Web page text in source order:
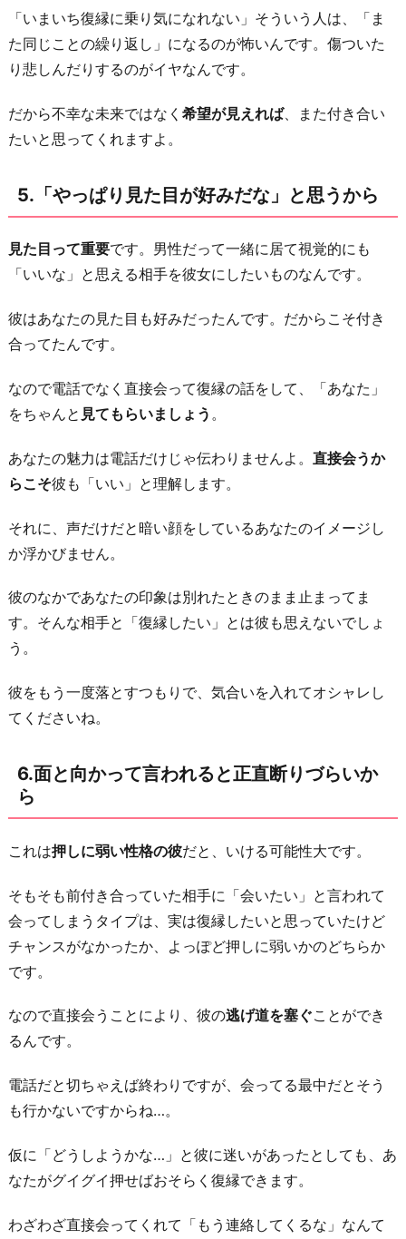
「いまいち復縁に乗り気になれない」そういう人は、「ま
た同じことの繰り返し」になるのが怖いんです。傷ついた
り悲しんだりするのがイヤなんです。
だから不幸な未来ではなく 希望が見えれば、また付き合い
たいと思ってくれますよ。
5.「やっぱり見た目が好みだな」と思うから
見た目って重要です。男性だって一緒に居て視覚的にも
「いいな」と思える相手を彼女にしたいものなんです。
彼はあなたの見た目も好みだったんです。だからこそ付き
合ってたんです。
なので電話でなく直接会って復縁の話をして、「あなた」
をちゃんと 見てもらいましょう 。
あなたの魅力は電話だけじゃ伝わりませんよ。 直接会うか
らこそ彼も「いい」と理解します。
それに、声だけだと暗い顔をしているあなたのイメージし
か浮かびません。
彼のなかであなたの印象は別れたときのまま止まってま
す。そんな相手と「復縁したい」とは彼も思えないでしょ
う。
彼をもう一度落とすつもりで、気合いを入れてオシャレし
てくださいね。
6.面と向かって言われると正直断りづらいか
ら
これは押しに弱い性格の彼だと、いける可能性大です。
そもそも前付き合っていた相手に「会いたい」と言われて
会ってしまうタイプは、実は復縁したいと思っていたけど
チャンスがなかったか、よっぽど押しに弱いかのどちらか
です。
なので直接会うことにより、彼の逃げ道を塞ぐことができ
るんです。
電話だと切ちゃえば終わりですが、会ってる最中だとそう
も行かないですからね…。
仮に「どうしようかな…」と彼に迷いがあったとしても、あ
なたがグイグイ押せばおそらく復縁できます。
わざわざ直接会ってくれて「もう連絡してくるな」なんて